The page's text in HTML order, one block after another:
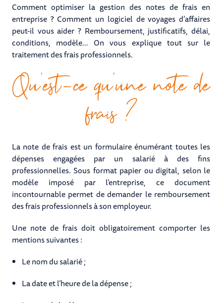
Comment optimiser la gestion des notes de frais en
entreprise ? Comment un logiciel de voyages d’affaires
peut-il vous aider ? Remboursement, justificatifs, délai,
conditions, modèle… On vous explique tout sur le
traitement des frais professionnels.
Qu’est-ce qu’une note de
frais ?
La note de frais est un formulaire énumérant toutes les
dépenses engagées par un salarié à des fins
professionnelles. Sous format papier ou digital, selon le
modèle imposé par l’entreprise, ce document
incontournable permet de demander le remboursement
des frais professionnels à son employeur.
Une note de frais doit obligatoirement comporter les
mentions suivantes :
Le nom du salarié ;
La date et l’heure de la dépense ;